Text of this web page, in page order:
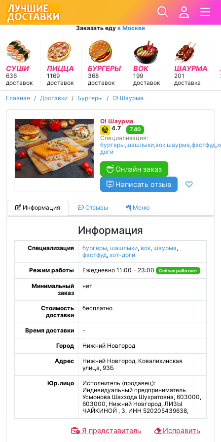
Заказать еду в Москве
СУШИ
636
доставок
ПИЦЦА
1169
доставок
БУРГЕРЫ
368
доставок
ВОК
199
доставок
ШАУРМА
201
доставка
Главная Доставки Бургеры О! Шаурма
О! Шаурма
4.7
7.40
Специализация:
бургеры,шашлыки,вок,шаурма,фастфуд,
доги
Онлайн заказ
Написать отзыв
Информация Отзывы Меню
Информация
Специализация бургеры, шашлыки, вок, шаурма,
фастфуд, хот-доги
Режим работы Ежедневно 11:00 - 23:00 Сейчас работает
Минимальный
заказ
нет
Стоимость
доставки
бесплатно
Время доставки -
Город Нижний Новгород
Адрес
Нижний Новгород, Ковалихинская
улица, 93Б
Юр.лицо
Исполнитель (продавец):
Индивидуальный предприниматель
Усмонова Шахзода Шухратовна, 603000,
603000, Нижний Новгород, ЛИЗЫ
ЧАЙКИНОЙ , 3, ИНН 520205439638,
Исправить
Я представитель